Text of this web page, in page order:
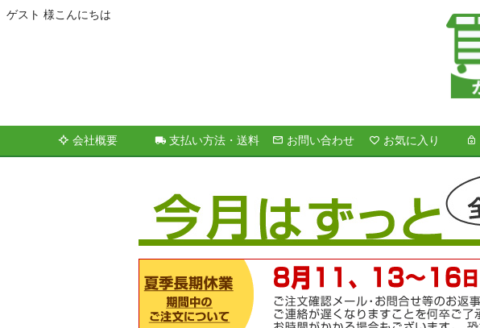
ゲスト 様こんにちは
会社概要 支払い方法・送料 お問い合わせ お気に入り